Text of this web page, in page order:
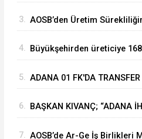
3. ⁠AOSB’den Üretim
4. Büyükşehirden üreticiye
5. ADANA 01 FK'DA
6. BAŞKAN KIVANÇ; “ADANA
7. AOSB’de Ar-Ge İş Birlikleri